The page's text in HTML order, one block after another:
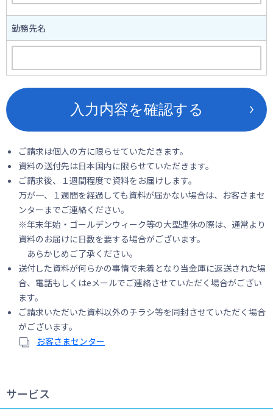
勤務先名
入力内容を確認する
ご請求は個人の方に限らせていただきます。
資料の送付先は日本国内に限らせていただきます。
ご請求後、１週間程度で資料をお届けします。
万が一、１週間を経過しても資料が届かない場合は、お客さまセ
ンターまでご連絡ください。
※年末年始・ゴールデンウィーク等の大型連休の際は、通常より
資料のお届けに日数を要する場合がございます。
あらかじめご了承ください。
送付した資料が何らかの事情で未着となり当金庫に返送された場
合、電話もしくはeメールでご連絡させていただく場合がござい
ます。
ご請求いただいた資料以外のチラシ等を同封させていただく場合
がございます。
お客さまセンター
サービス